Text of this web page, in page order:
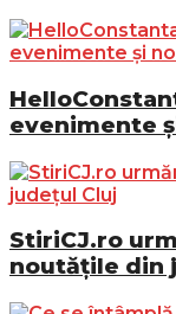
evenimente
StiriCJ.ro
noutățile din